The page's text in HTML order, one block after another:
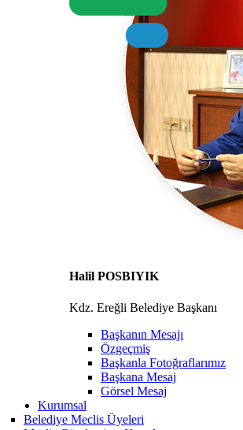
Halil POSBIYIK
Kdz. Ereğli Belediye Başkanı
Başkanın Mesajı
Özgeçmiş
Başkanla Fotoğraflarımız
Başkana Mesaj
Görsel Mesaj
Kurumsal
Belediye Meclis Üyeleri